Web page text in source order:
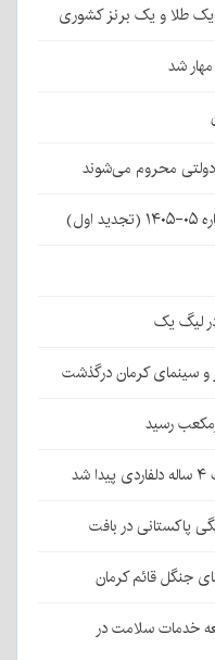
طلا و یک برنز کشوری
شد
محروم می‌شوند
لیگ یک
و سینمای کرمان درگذشت
جنگل قائم کرمان
خدمات سلامت در